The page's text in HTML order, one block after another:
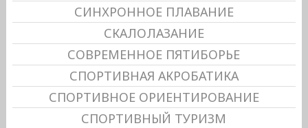
СИНХРОННОЕ ПЛАВАНИЕ
СКАЛОЛАЗАНИЕ
СОВРЕМЕННОЕ ПЯТИБОРЬЕ
СПОРТИВНАЯ АКРОБАТИКА
СПОРТИВНОЕ ОРИЕНТИРОВАНИЕ
СПОРТИВНЫЙ ТУРИЗМ